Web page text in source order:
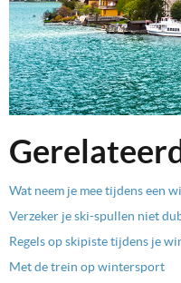
Wat neem je mee tijdens een
Verzeker je ski-spullen niet
Regels op skipiste tijdens je
Met de trein op wintersport